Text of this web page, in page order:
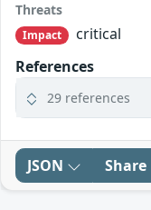
Threats
Impact
critical
References
29 references
JSON Share